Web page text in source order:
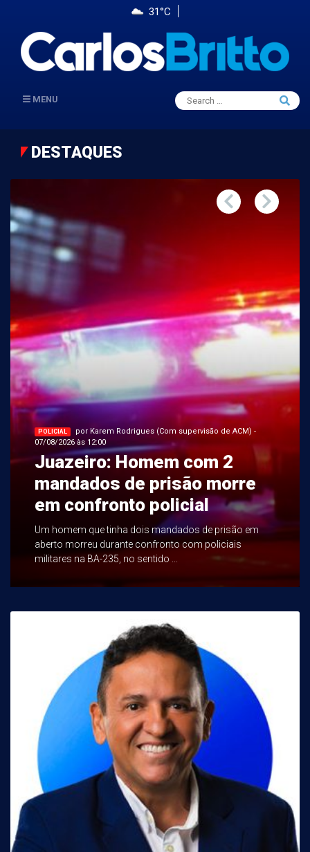
31°C
MENU
Search
for:
Search
DESTAQUES
POLICIAL
por Karem Rodrigues (Com supervisão de ACM) -
07/08/2026 às 12:00
Juazeiro: Homem com 2
mandados de prisão morre
em confronto policial
Um homem que tinha dois mandados de prisão em
aberto morreu durante confronto com policiais
militares na BA-235, no sentido ...